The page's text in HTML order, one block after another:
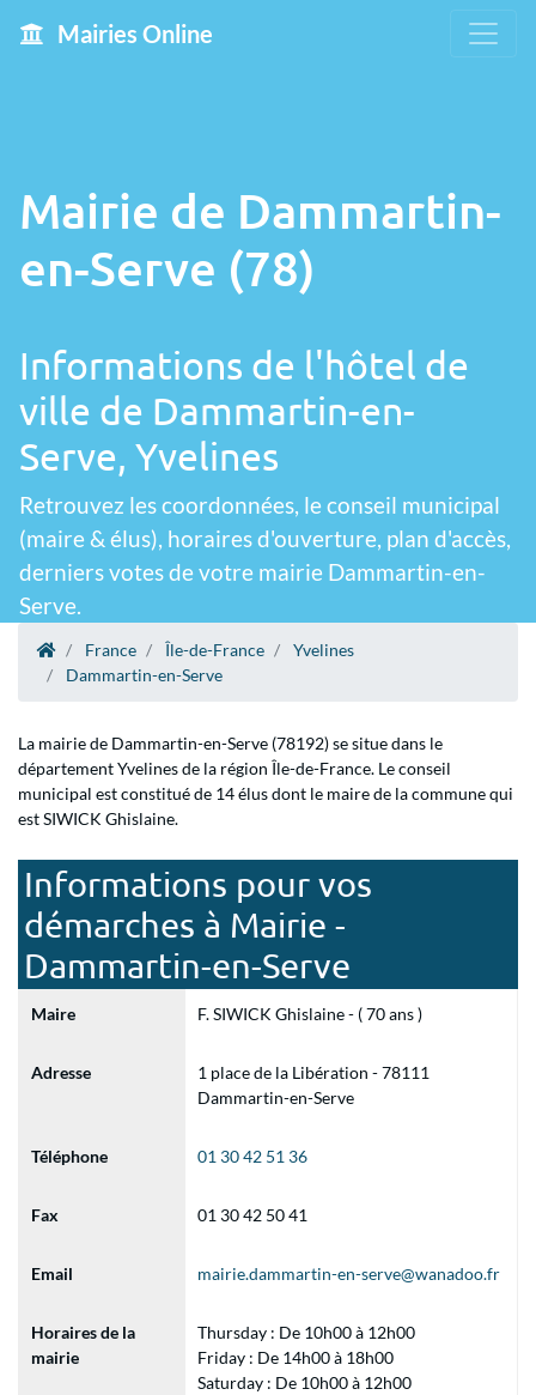
Mairies Online
Mairie de Dammartin-
en-Serve (78)
Informations de l'hôtel de
ville de Dammartin-en-
Serve, Yvelines
Retrouvez les coordonnées, le conseil municipal
(maire & élus), horaires d'ouverture, plan d'accès,
derniers votes de votre mairie Dammartin-en-
Serve.
France Île-de-France
Yvelines
Dammartin-en-Serve
La mairie de Dammartin-en-Serve (78192) se situe dans le
département Yvelines de la région Île-de-France. Le conseil
municipal est constitué de 14 élus dont le maire de la commune qui
est SIWICK Ghislaine.
Informations pour vos
démarches à Mairie -
Dammartin-en-Serve
Maire F. SIWICK Ghislaine - ( 70 ans )
Adresse
1 place de la Libération - 78111
Dammartin-en-Serve
Téléphone 01 30 42 51 36
Fax 01 30 42 50 41
Email mairie.dammartin-en-serve@wanadoo.fr
Horaires de la
mairie
Thursday : De 10h00 à 12h00
Friday : De 14h00 à 18h00
Saturday : De 10h00 à 12h00